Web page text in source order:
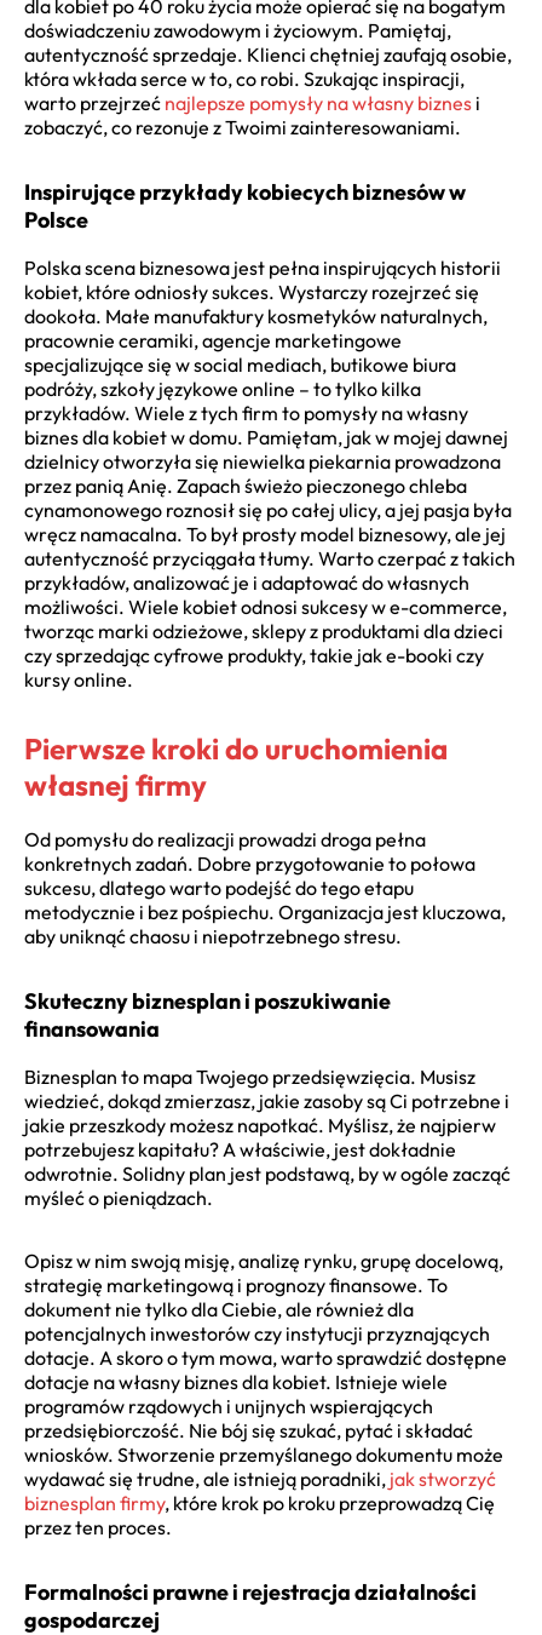
dla kobiet po 40 roku życia może opierać się na bogatym
doświadczeniu zawodowym i życiowym. Pamiętaj,
autentyczność sprzedaje. Klienci chętniej zaufają osobie,
która wkłada serce w to, co robi. Szukając inspiracji,
warto przejrzeć najlepsze pomysły na własny biznes i
zobaczyć, co rezonuje z Twoimi zainteresowaniami.
Inspirujące przykłady kobiecych biznesów w
Polsce
Polska scena biznesowa jest pełna inspirujących historii
kobiet, które odniosły sukces. Wystarczy rozejrzeć się
dookoła. Małe manufaktury kosmetyków naturalnych,
pracownie ceramiki, agencje marketingowe
specjalizujące się w social mediach, butikowe biura
podróży, szkoły językowe online – to tylko kilka
przykładów. Wiele z tych firm to pomysły na własny
biznes dla kobiet w domu. Pamiętam, jak w mojej dawnej
dzielnicy otworzyła się niewielka piekarnia prowadzona
przez panią Anię. Zapach świeżo pieczonego chleba
cynamonowego roznosił się po całej ulicy, a jej pasja była
wręcz namacalna. To był prosty model biznesowy, ale jej
autentyczność przyciągała tłumy. Warto czerpać z takich
przykładów, analizować je i adaptować do własnych
możliwości. Wiele kobiet odnosi sukcesy w e-commerce,
tworząc marki odzieżowe, sklepy z produktami dla dzieci
czy sprzedając cyfrowe produkty, takie jak e-booki czy
kursy online.
Pierwsze kroki do uruchomienia
własnej firmy
Od pomysłu do realizacji prowadzi droga pełna
konkretnych zadań. Dobre przygotowanie to połowa
sukcesu, dlatego warto podejść do tego etapu
metodycznie i bez pośpiechu. Organizacja jest kluczowa,
aby uniknąć chaosu i niepotrzebnego stresu.
Skuteczny biznesplan i poszukiwanie
finansowania
Biznesplan to mapa Twojego przedsięwzięcia. Musisz
wiedzieć, dokąd zmierzasz, jakie zasoby są Ci potrzebne i
jakie przeszkody możesz napotkać. Myślisz, że najpierw
potrzebujesz kapitału? A właściwie, jest dokładnie
odwrotnie. Solidny plan jest podstawą, by w ogóle zacząć
myśleć o pieniądzach.
Opisz w nim swoją misję, analizę rynku, grupę docelową,
strategię marketingową i prognozy finansowe. To
dokument nie tylko dla Ciebie, ale również dla
potencjalnych inwestorów czy instytucji przyznających
dotacje. A skoro o tym mowa, warto sprawdzić dostępne
dotacje na własny biznes dla kobiet. Istnieje wiele
programów rządowych i unijnych wspierających
przedsiębiorczość. Nie bój się szukać, pytać i składać
wniosków. Stworzenie przemyślanego dokumentu może
wydawać się trudne, ale istnieją poradniki, jak stworzyć
biznesplan firmy, które krok po kroku przeprowadzą Cię
przez ten proces.
Formalności prawne i rejestracja działalności
gospodarczej